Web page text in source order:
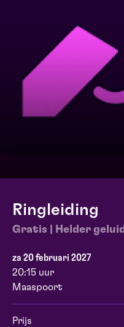
Ringleiding
Gratis | Helder
za 20 februari 2027
20:15 uur
Maaspoort
Prijs